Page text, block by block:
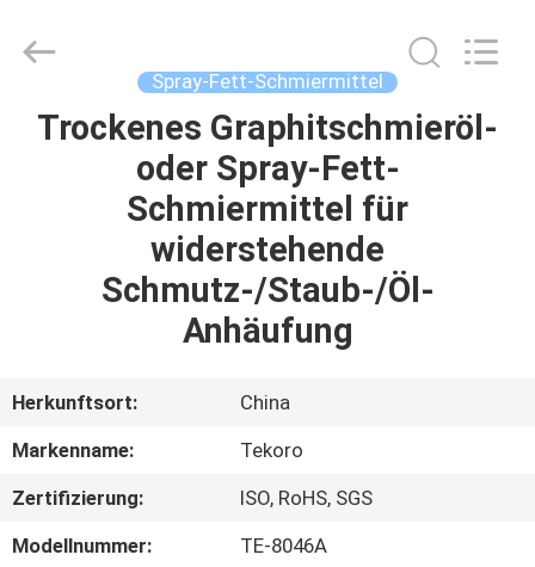
ZU
PRODUKTE
WERKSBESICHTIGUNG
QUALITÄTSKONTROLLE
INDUSTRY
Reserved.
Spray-Fett-Schmiermittel
Trockenes Graphitschmieröl-
oder Spray-Fett-
Schmiermittel für
widerstehende
Schmutz-/Staub-/Öl-
Anhäufung
Herkunftsort:
China
Markenname:
Tekoro
Zertifizierung:
ISO, RoHS, SGS
Modellnummer:
TE-8046A